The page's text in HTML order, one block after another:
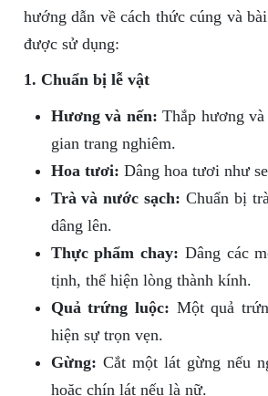
hướng dẫn về cách thức cúng và
được sử dụng:
1. Chuẩn bị lễ vật
Hương và nến: Thắp hương
gian trang nghiêm.
Hoa tươi: Dâng hoa tươi như
Trà và nước sạch: Chuẩn bị
dâng lên.
Thực phẩm chay: Dâng các
tịnh, thể hiện lòng thành kính.
Quả trứng luộc: Một quả
hiện sự trọn vẹn.
Gừng: Cắt một lát gừng nếu
hoặc chín lát nếu là nữ.